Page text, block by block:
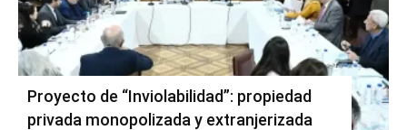
Proyecto de “Inviolabilidad”: propiedad
privada monopolizada y extranjerizada